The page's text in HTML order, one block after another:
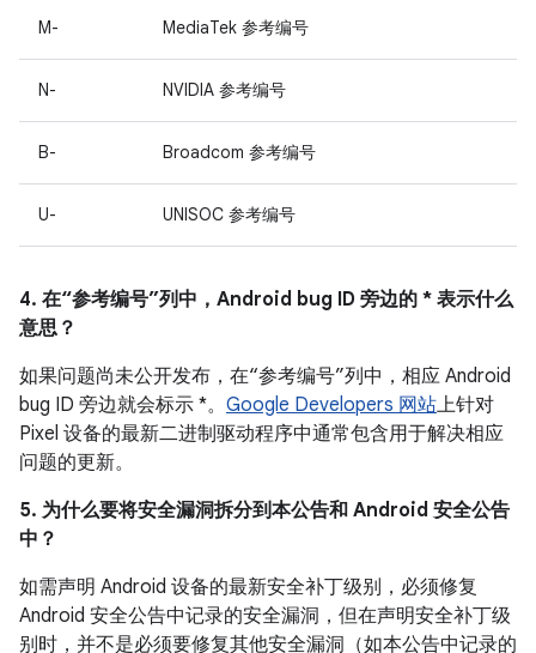
M- MediaTek 参考编号
N- NVIDIA 参考编号
B- Broadcom 参考编号
U- UNISOC 参考编号
4. 在“参考编号”列中，Android bug ID 旁边的 * 表示什么
意思？
如果问题尚未公开发布，在“参考编号”列中，相应 Android
bug ID 旁边就会标示 *。 Google Developers 网站上针对
Pixel 设备的最新二进制驱动程序中通常包含用于解决相应
问题的更新。
5. 为什么要将安全漏洞拆分到本公告和 Android 安全公告
中？
如需声明 Android 设备的最新安全补丁级别，必须修复
Android 安全公告中记录的安全漏洞，但在声明安全补丁级
别时，并不是必须要修复其他安全漏洞（如本公告中记录的